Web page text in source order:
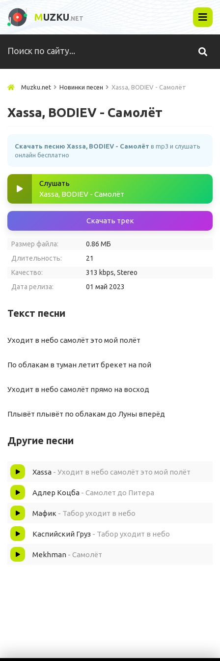
MUZKU.NET
Muzku.net Новинки песен Xassa, BODIEV - Самолёт
Xassa, BODIEV - Самолёт
Скачать песню Xassa, BODIEV - Самолёт в mp3 и слушать
онлайн бесплатно
Слушать
Xassa, BODIEV - Самолёт
Скачать трек
Размер файла:
0.86 МБ
Длительность:
21
Качество:
313 kbps, Stereo
Дата релиза:
01 май 2023
Текст песни
Уходит в небо самолёт это мой полёт
По облакам в туман летит брекет на пой
Уходит в небо самолёт прямо на восход
Плывёт плывёт по облакам до Луны вперёд
Другие песни
Xassa - Уходит в небо самолёт это мой полёт
Адлер Коцба - Самолет до Питера
Мафик - Табор уходит в небо
Каспийский Груз - Табор уходит в небо
Mekhman - Самолёт